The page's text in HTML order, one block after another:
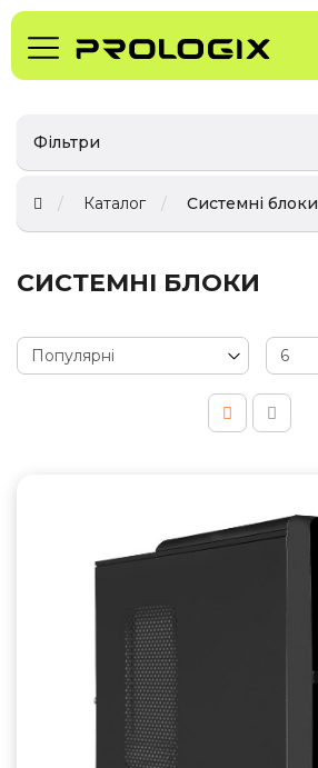
Фільтри
Каталог Системні блоки
СИСТЕМНІ БЛОКИ